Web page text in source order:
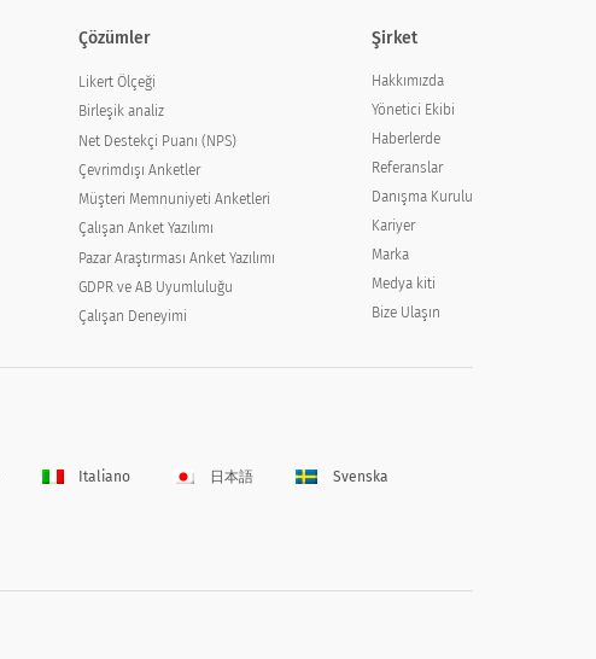
Çözümler
Likert Ölçeği
Birleşik analiz
Net Destekçi Puanı (NPS)
Çevrimdışı Anketler
Müşteri Memnuniyeti Anketleri
Çalışan Anket Yazılımı
Pazar Araştırması Anket Yazılımı
GDPR ve AB Uyumluluğu
Çalışan Deneyimi
Şirket
Hakkımızda
Yönetici Ekibi
Haberlerde
Referanslar
Danışma Kurulu
Kariyer
Marka
Medya kiti
Bize Ulaşın
Italiano 日本語 Svenska